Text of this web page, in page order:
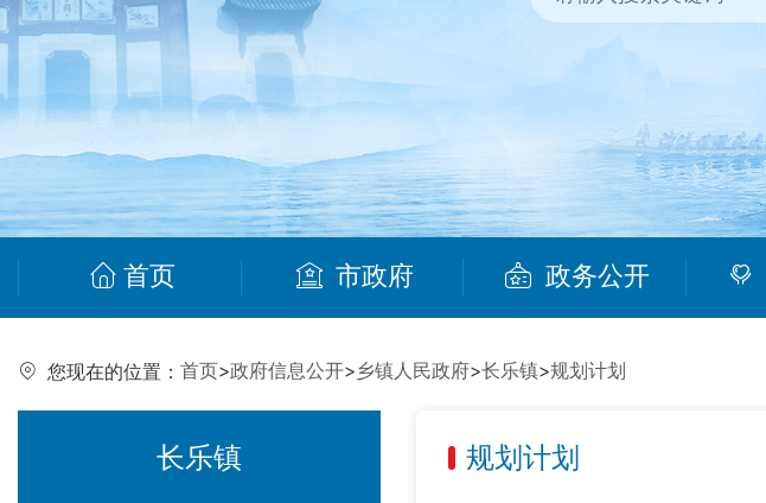
首页 市政府 政务公开
您现在的位置： 首页>政府信息公开>乡镇人民政府>长乐镇>规划计划
长乐镇 规划计划